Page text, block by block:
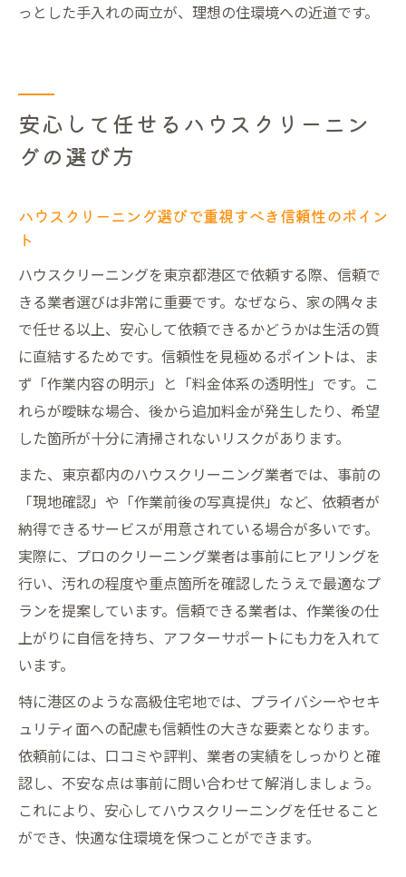
っとした手入れの両立が、理想の住環境への近道です。
安心して任せるハウスクリーニン
グの選び方
ハウスクリーニング選びで重視すべき信頼性のポイン
ト
ハウスクリーニングを東京都港区で依頼する際、信頼で
きる業者選びは非常に重要です。なぜなら、家の隅々ま
で任せる以上、安心して依頼できるかどうかは生活の質
に直結するためです。信頼性を見極めるポイントは、ま
ず「作業内容の明示」と「料金体系の透明性」です。こ
れらが曖昧な場合、後から追加料金が発生したり、希望
した箇所が十分に清掃されないリスクがあります。
また、東京都内のハウスクリーニング業者では、事前の
「現地確認」や「作業前後の写真提供」など、依頼者が
納得できるサービスが用意されている場合が多いです。
実際に、プロのクリーニング業者は事前にヒアリングを
行い、汚れの程度や重点箇所を確認したうえで最適なプ
ランを提案しています。信頼できる業者は、作業後の仕
上がりに自信を持ち、アフターサポートにも力を入れて
います。
特に港区のような高級住宅地では、プライバシーやセキ
ュリティ面への配慮も信頼性の大きな要素となります。
依頼前には、口コミや評判、業者の実績をしっかりと確
認し、不安な点は事前に問い合わせて解消しましょう。
これにより、安心してハウスクリーニングを任せること
ができ、快適な住環境を保つことができます。